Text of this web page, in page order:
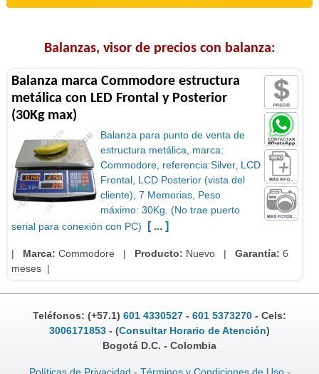
Balanzas, visor de precios con balanza:
Balanza marca Commodore estructura
metálica con LED Frontal y Posterior
(30Kg max)
Balanza para punto de venta de
estructura metálica, marca:
Commodore, referencia:Silver, LCD
Frontal, LCD Posterior (vista del
cliente), 7 Memorias, Peso
máximo: 30Kg. (No trae puerto
serial para conexión con PC)
[ ... ]
| Marca: Commodore | Producto: Nuevo |Garantía: 6
meses |
Teléfonos: (+57.1) 601 4330527 - 601 5373270 - Cels:
3006171853 - (Consultar Horario de Atención)
Bogotá D.C. - Colombia